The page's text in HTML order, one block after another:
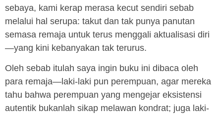
sebaya, kami kerap merasa kecut sendiri sebab
melalui hal serupa: takut dan tak punya panutan
semasa remaja untuk terus menggali aktualisasi diri
—yang kini kebanyakan tak terurus.
Oleh sebab itulah saya ingin buku ini dibaca oleh
para remaja—laki-laki pun perempuan, agar mereka
tahu bahwa perempuan yang mengejar eksistensi
autentik bukanlah sikap melawan kondrat; juga laki-